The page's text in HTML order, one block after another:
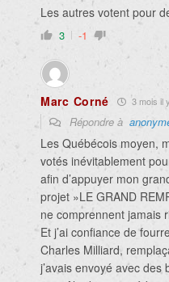
Les autres votent pour
3 -1
Marc Corné 3 mois il
Répondre à
Les Québécois moyen,
votés inévitablement
afin d’appuyer mon
projet »LE GRAND
ne comprennent jamais
Et j’ai confiance de
Charles Milliard,
j’avais envoyé avec